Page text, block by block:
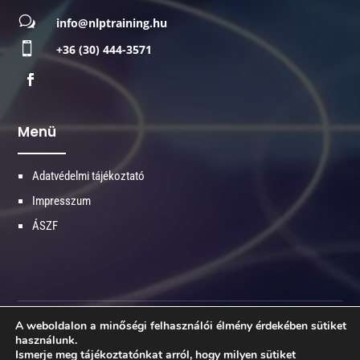
w info@nlptraining.hu
 +36 (30) 444-3571
Menü
Adatvédelmi tájékoztató
Impresszum
ÁSZF
© 2026 Minden jog fenntartva - NLPtraining.hu
A weboldalon a minőségi felhasználói élmény érdekében sütiket
használunk.
Ismerje meg tájékoztatónkat arról, hogy milyen sütiket